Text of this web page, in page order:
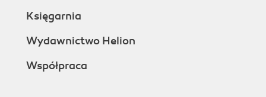
Księgarnia
Wydawnictwo Helion
Współpraca